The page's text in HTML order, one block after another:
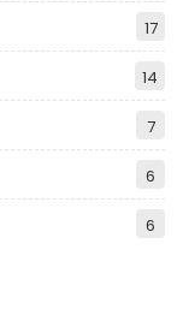
17
14
7
6
6